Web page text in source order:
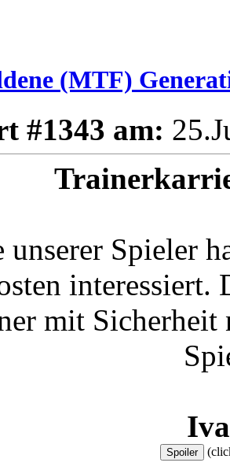
(MTF)
#1343 am:
unserer Spieler
interessiert.
mit